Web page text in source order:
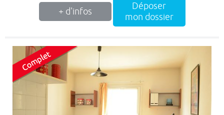
+ d'infos
Déposer
mon dossier